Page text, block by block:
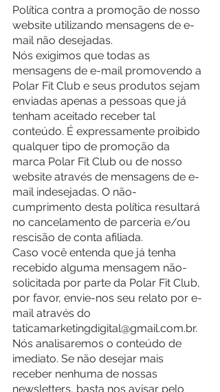
Política contra a promoção de nosso
website utilizando mensagens de e-
mail não desejadas.
Nós exigimos que todas as
mensagens de e-mail promovendo a
Polar Fit Club e seus produtos sejam
enviadas apenas a pessoas que já
tenham aceitado receber tal
conteúdo. É expressamente proibido
qualquer tipo de promoção da
marca Polar Fit Club ou de nosso
website através de mensagens de e-
mail indesejadas. O não-
cumprimento desta política resultará
no cancelamento de parceria e/ou
rescisão de conta afiliada.
Caso você entenda que já tenha
recebido alguma mensagem não-
solicitada por parte da Polar Fit Club,
por favor, envie-nos seu relato por e-
mail através do
taticamarketingdigital@gmail.com.br.
Nós analisaremos o conteúdo de
imediato. Se não desejar mais
receber nenhuma de nossas
newsletters, basta nos avisar pelo